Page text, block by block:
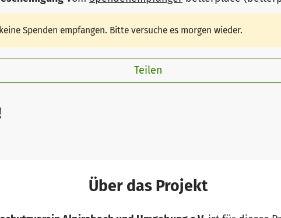
Spenden empfangen. Bitte versuche es morgen wieder.
Teilen
Über das Projekt